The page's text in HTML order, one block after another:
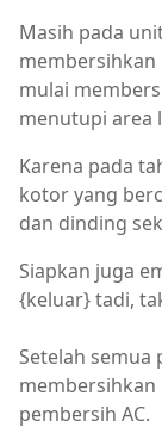
Masih pada
membersihkan
mulai
menutupi area
Karena pada
kotor yang
dan dinding
Siapkan juga
{keluar} tadi,
Setelah semua
pembersih AC.